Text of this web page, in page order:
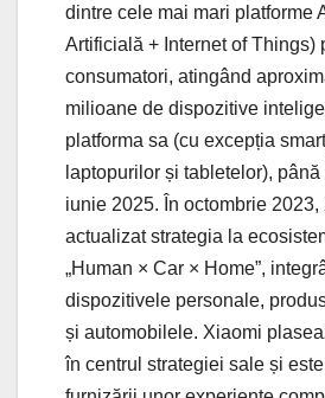
dintre cele mai mari platforme
Artificială + Internet of Things)
consumatori, atingând
milioane de dispozitive
platforma sa (cu excepția
laptopurilor și tabletelor),
iunie 2025. În octombrie 2023,
actualizat strategia la
„Human × Car × Home”,
dispozitivele personale,
și automobilele. Xiaomi
în centrul strategiei sale și